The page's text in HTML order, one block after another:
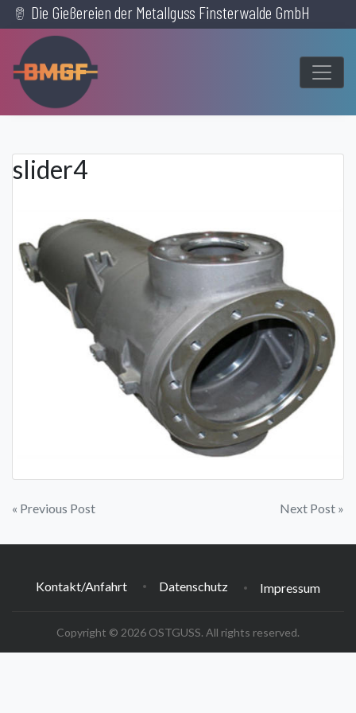
Die Gießereien der Metallguss Finsterwalde GmbH
content
slider4
Post
navigation
« Previous Post Next Post »
Kontakt/Anfahrt Datenschutz Impressum
Copyright © 2026 OSTGUSS. All rights reserved.